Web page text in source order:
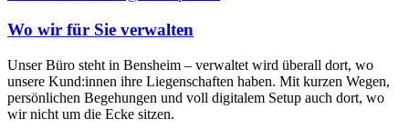
Wo wir für Sie verwalten
Unser Büro steht in Bensheim – verwaltet wird überall dort, wo
unsere Kund:innen ihre Liegenschaften haben. Mit kurzen Wegen,
persönlichen Begehungen und voll digitalem Setup auch dort, wo
wir nicht um die Ecke sitzen.